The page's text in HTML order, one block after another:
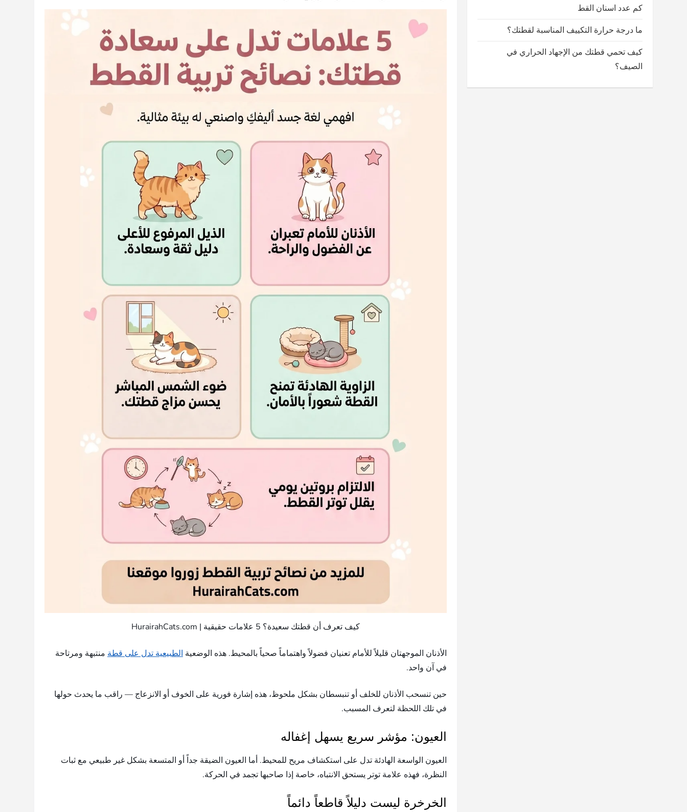
كيف تعرف أن قطتك سعيدة؟ 5 علامات حقيقية | HurairahCats.com
الأذنان الموجهتان قليلاً للأمام تعنيان فضولاً واهتماماً صحياً بالمحيط. هذه الوضعية الطبيعية تدل على قطة منتبهة ومرتاحة
في آن واحد.
حين تنسحب الأذنان للخلف أو تنبسطان بشكل ملحوظ، هذه إشارة فورية على الخوف أو الانزعاج — راقب ما يحدث حولها
في تلك اللحظة لتعرف المسبب.
العيون: مؤشر سريع يسهل إغفاله
العيون الواسعة الهادئة تدل على استكشاف مريح للمحيط. أما العيون الضيقة جداً أو المتسعة بشكل غير طبيعي مع ثبات
النظرة، فهذه علامة توتر يستحق الانتباه، خاصة إذا صاحبها تجمد في الحركة.
الخرخرة ليست دليلاً قاطعاً دائماً
كم عدد اسنان القط
ما درجة حرارة التكييف المناسبة لقطتك؟
كيف تحمي قطتك من الإجهاد الحراري في
الصيف؟